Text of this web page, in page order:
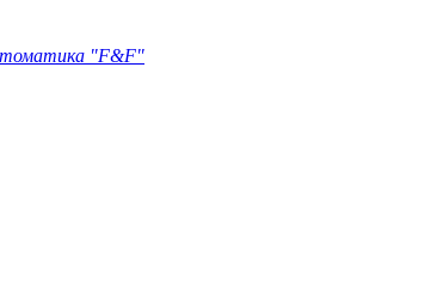
"F&F"